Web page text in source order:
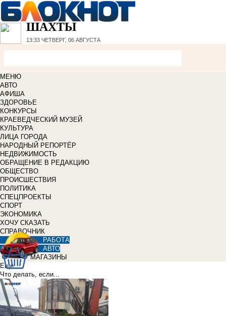
ШАХТЫ
13:33 ЧЕТВЕРГ, 06 АВГУСТА
МЕНЮ
АВТО
АФИША
ЗДОРОВЬЕ
КОНКУРСЫ
КРАЕВЕДЧЕСКИЙ МУЗЕЙ
КУЛЬТУРА
ЛИЦА ГОРОДА
НАРОДНЫЙ РЕПОРТЁР
НЕДВИЖИМОСТЬ
ОБРАЩЕНИЕ В РЕДАКЦИЮ
ОБЩЕСТВО
ПРОИСШЕСТВИЯ
ПОЛИТИКА
СПЕЦПРОЕКТЫ
СПОРТ
ЭКОНОМИКА
ХОЧУ СКАЗАТЬ
СПРАВОЧНИК
РАБОТА
АВТО
МАГАЗИНЫ
Еще
Что делать, если...